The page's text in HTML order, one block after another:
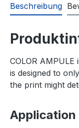
Beschreibung
COLOR
is designed to
the print might
Application